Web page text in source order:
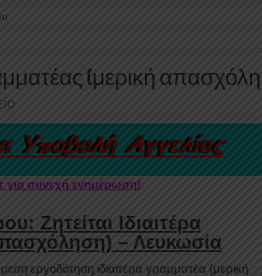
(μερική
για συνεχή ενημέρωση!
Ζητείται Ιδιαιτέρα
– Λευκωσία
εργοδότηση ιδιαιτέρα γραμματέα (μερική